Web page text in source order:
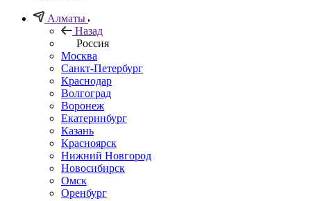
Алматы
Назад
Россия
Москва
Санкт-Петербург
Краснодар
Волгоград
Воронеж
Екатеринбург
Казань
Красноярск
Нижний Новгород
Новосибирск
Омск
Оренбург